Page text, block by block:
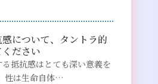
について、タントラ的
ださい
抵抗感はとても深い意義を
性は生命自体…